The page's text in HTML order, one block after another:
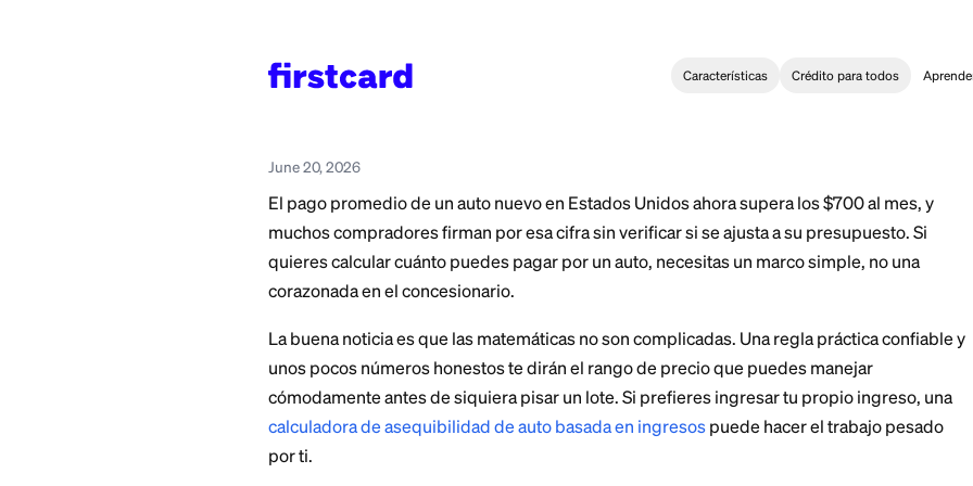
Características
Home>Learn Cómo Calcular Cuánto Auto Puedes Pagar
June 20, 2026
El pago promedio de un auto nuevo en Estados Unidos ahora supera los
muchos compradores firman por esa cifra sin verificar si se ajusta a su
corazonada en el concesionario.
La buena noticia es que las matemáticas no son complicadas. Una regla
unos pocos números honestos te dirán el rango de precio que puedes